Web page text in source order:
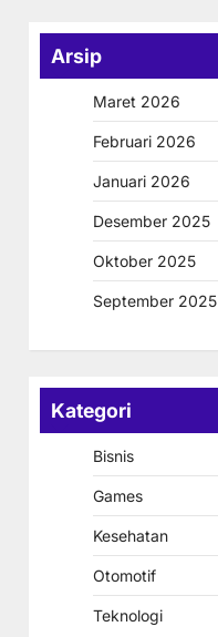
Arsip
Maret 2026
Februari 2026
Januari 2026
Desember 2025
Oktober 2025
September 2025
Kategori
Bisnis
Games
Kesehatan
Otomotif
Teknologi